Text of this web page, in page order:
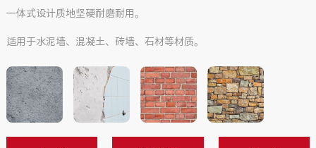
一体式设计质地坚硬耐磨耐用。
适用于水泥墙、混凝土、砖墙、石材等材质。